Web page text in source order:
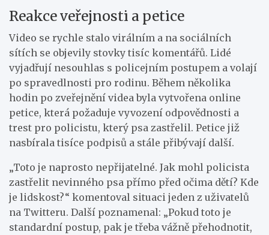
Reakce veřejnosti a petice
Video se rychle stalo virálním a na sociálních
sítích se objevily stovky tisíc komentářů. Lidé
vyjadřují nesouhlas s policejním postupem a volají
po spravedlnosti pro rodinu. Během několika
hodin po zveřejnění videa byla vytvořena online
petice, která požaduje vyvození odpovědnosti a
trest pro policistu, který psa zastřelil. Petice již
nasbírala tisíce podpisů a stále přibývají další.
„Toto je naprosto nepřijatelné. Jak mohl policista
zastřelit nevinného psa přímo před očima dětí? Kde
je lidskost?“ komentoval situaci jeden z uživatelů
na Twitteru. Další poznamenal: „Pokud toto je
standardní postup, pak je třeba vážně přehodnotit,